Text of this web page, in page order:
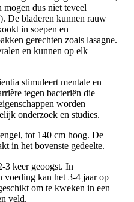
dus niet teveel
De bladeren kunnen rauw
in soepen en
gerechten zoals lasagne.
en kunnen op elk
stimuleert mentale en
tegen bacteriën die
worden
onderzoek en studies.
tot 140 cm hoog. De
in het bovenste gedeelte.
3 keer geoogst. In
voeding kan het 3-4 jaar op
om te kweken in een
veld.